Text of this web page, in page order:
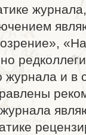
журнала и в